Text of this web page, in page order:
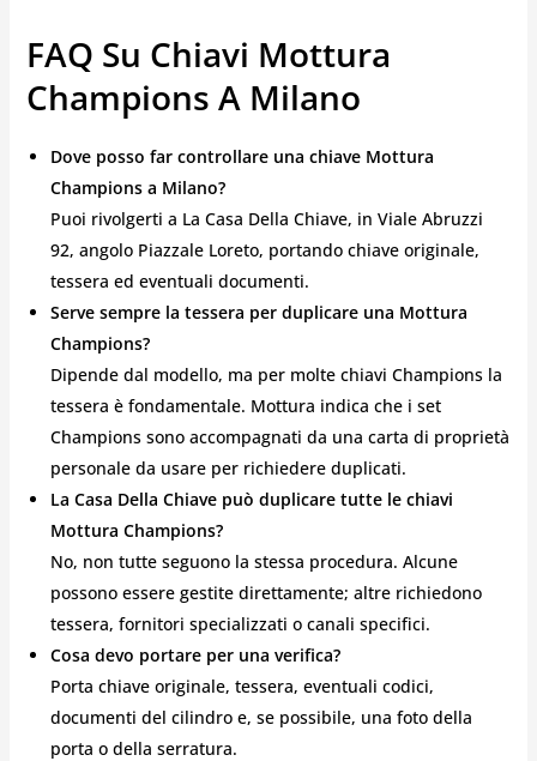
FAQ Su Chiavi Mottura
Champions A Milano
Dove posso far controllare una chiave Mottura
Champions a Milano?
Puoi rivolgerti a La Casa Della Chiave, in Viale Abruzzi
92, angolo Piazzale Loreto, portando chiave originale,
tessera ed eventuali documenti.
Serve sempre la tessera per duplicare una Mottura
Champions?
Dipende dal modello, ma per molte chiavi Champions la
tessera è fondamentale. Mottura indica che i set
Champions sono accompagnati da una carta di proprietà
personale da usare per richiedere duplicati.
La Casa Della Chiave può duplicare tutte le chiavi
Mottura Champions?
No, non tutte seguono la stessa procedura. Alcune
possono essere gestite direttamente; altre richiedono
tessera, fornitori specializzati o canali specifici.
Cosa devo portare per una verifica?
Porta chiave originale, tessera, eventuali codici,
documenti del cilindro e, se possibile, una foto della
porta o della serratura.